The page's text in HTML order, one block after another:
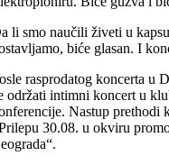
li smo naučili živeti u
biće glasan. I
rasprodatog koncerta u
održati intimni koncert u
Nastup prethodi
30.08. u okviru